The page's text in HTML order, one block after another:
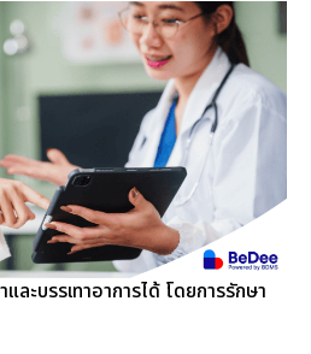
ละบรรเทาอาการได้ โดยการรักษา